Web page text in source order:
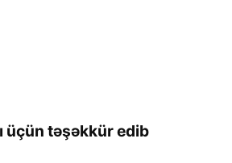
üçün təşəkkür edib